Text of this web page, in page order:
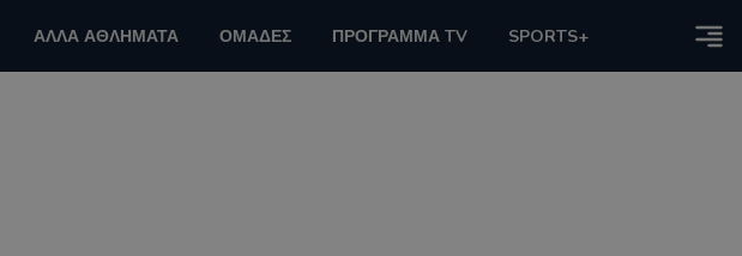
ΑΛΛΑ ΑΘΛΗΜΑΤΑ ΟΜΑΔΕΣ ΠΡΟΓΡΑΜΜΑ TV SPORTS+